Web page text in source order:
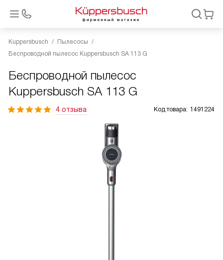
Kuppersbusch
Пылесосы
Беспроводной пылесос Kuppersbusch SA 113 G
Беспроводной пылесос
Kuppersbusch SA 113 G
4 отзыва Код товара: 1491224